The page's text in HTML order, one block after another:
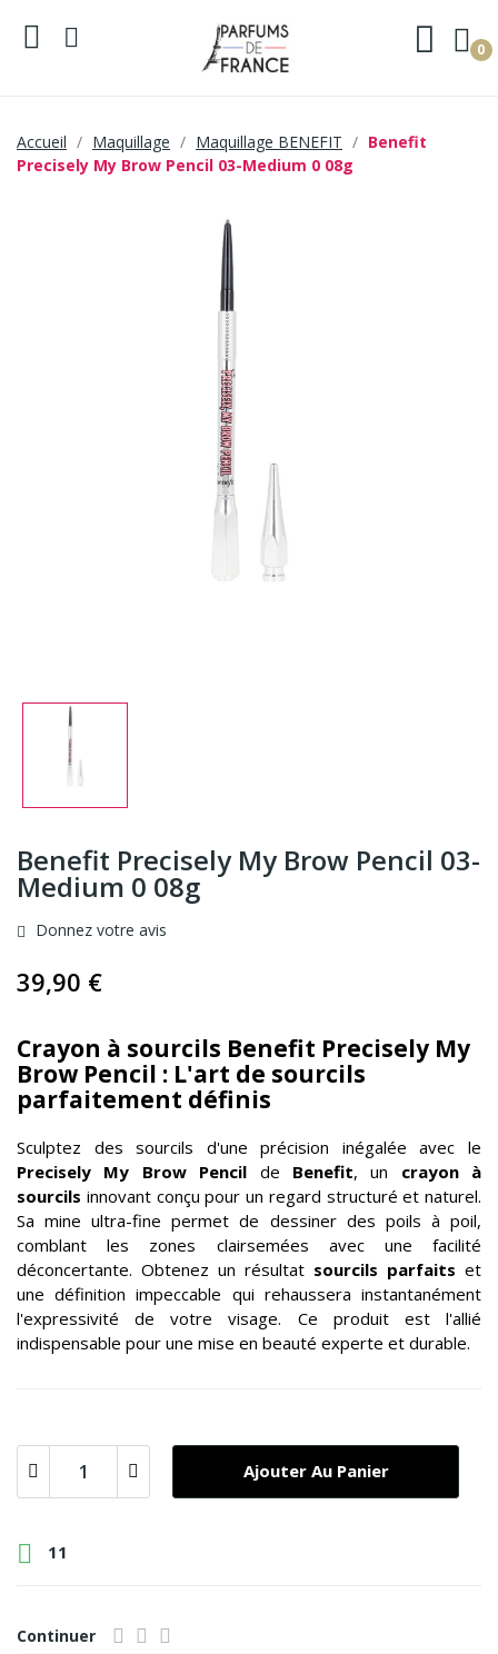
0
Accueil Maquillage Maquillage BENEFIT
Benefit
Precisely My Brow Pencil 03-Medium 0 08g
Benefit Precisely My Brow Pencil 03-
Medium 0 08g
Donnez votre avis
39,90 €
Crayon à sourcils Benefit Precisely My
Brow Pencil : L'art de sourcils
parfaitement définis
Sculptez des sourcils d'une précision inégalée avec le
Precisely My Brow Pencil de Benefit, un crayon à
sourcils innovant conçu pour un regard structuré et naturel.
Sa mine ultra-fine permet de dessiner des poils à poil,
comblant les zones clairsemées avec une facilité
déconcertante. Obtenez un résultat sourcils parfaits et
une définition impeccable qui rehaussera instantanément
l'expressivité de votre visage. Ce produit est l'allié
indispensable pour une mise en beauté experte et durable.
Ajouter Au Panier
 11
Continuer